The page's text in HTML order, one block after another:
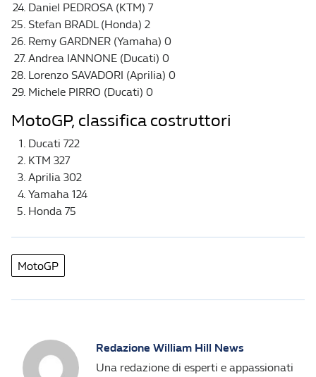
Daniel PEDROSA (KTM) 7
Stefan BRADL (Honda) 2
Remy GARDNER (Yamaha) 0
Andrea IANNONE (Ducati) 0
Lorenzo SAVADORI (Aprilia) 0
Michele PIRRO (Ducati) 0
MotoGP, classifica costruttori
Ducati 722
KTM 327
Aprilia 302
Yamaha 124
Honda 75
MotoGP
Redazione William Hill News
Una redazione di esperti e appassionati